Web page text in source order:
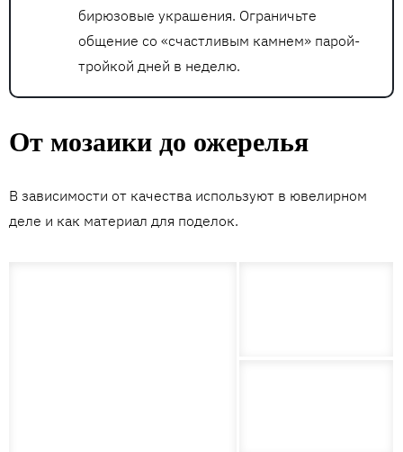
бирюзовые украшения. Ограничьте
общение со «счастливым камнем» парой-
тройкой дней в неделю.
От мозаики до ожерелья
В зависимости от качества используют в ювелирном
деле и как материал для поделок.